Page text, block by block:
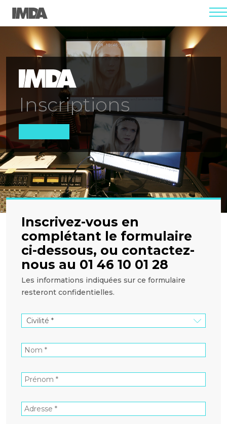
Inscriptions
Inscrivez-vous en
complétant le formulaire
ci-dessous, ou contactez-
nous au 01 46 10 01 28
Les informations indiquées sur ce formulaire
resteront confidentielles.